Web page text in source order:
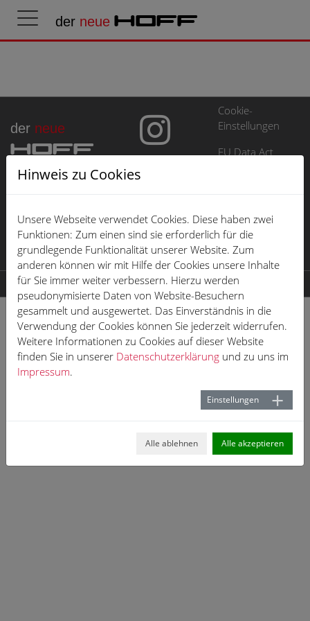
der neue HOFF
der neue
HOFF
Cookie-
Einstellungen
EU Data Act
Öffnungszeiten
Karriere
© 2026 der neue HOFF
Hinweis zu Cookies
Unsere Webseite verwendet Cookies. Diese haben zwei
Funktionen: Zum einen sind sie erforderlich für die
grundlegende Funktionalität unserer Website. Zum
anderen können wir mit Hilfe der Cookies unsere Inhalte
für Sie immer weiter verbessern. Hierzu werden
pseudonymisierte Daten von Website-Besuchern
gesammelt und ausgewertet. Das Einverständnis in die
Verwendung der Cookies können Sie jederzeit widerrufen.
Weitere Informationen zu Cookies auf dieser Website
finden Sie in unserer Datenschutzerklärung und zu uns im
Impressum.
Einstellungen
Alle ablehnen Alle akzeptieren